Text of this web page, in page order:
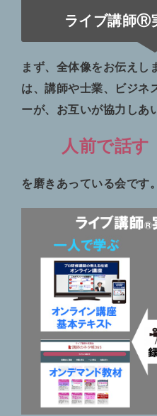
ライブ講師Ⓡ
まず、全体像をお伝え
は、講師や士業、ビジネ
ーが、お互いが協力しあい
人前で話
を磨きあっている会です。